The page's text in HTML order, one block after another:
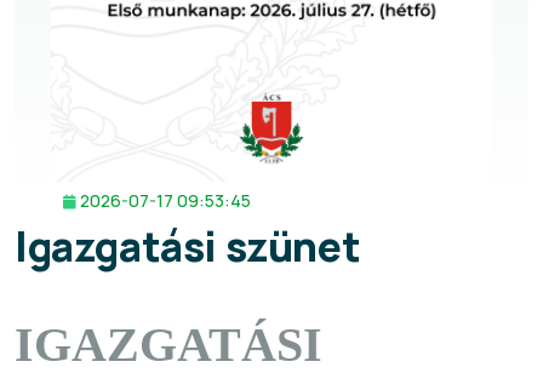
2026-07-17 09:53:45
Igazgatási szünet
IGAZGATÁSI